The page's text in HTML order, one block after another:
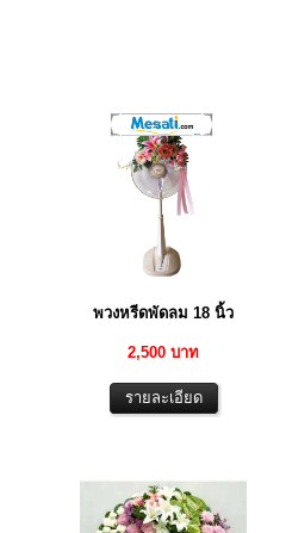
พวงหรีดพัดลม 18 นิ้ว
2,500 บาท